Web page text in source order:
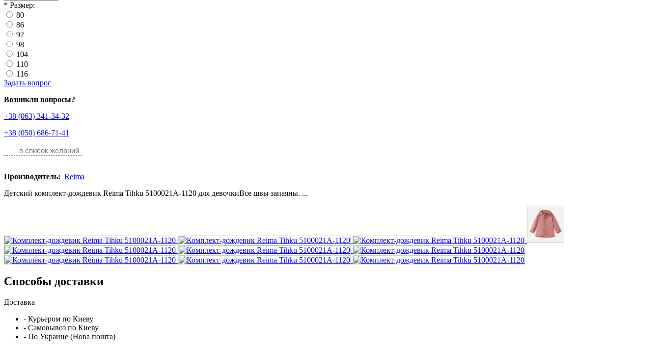
* Размер:
80
86
92
98
104
110
116
Задать вопрос
Возникли вопросы?
+38 (063) 341-34-32
+38 (050) 686-71-41
в список желаний
Производитель: Reima
Детский комплект-дождевик Reima Tihku 5100021A-1120 для девочкиВсе швы запаяны. ...
Способы доставки
Доставка
- Курьером по Киеву
- Самовывоз по Киеву
- По Украине (Нова пошта)